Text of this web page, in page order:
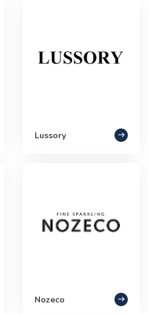
Lussory
Nozeco